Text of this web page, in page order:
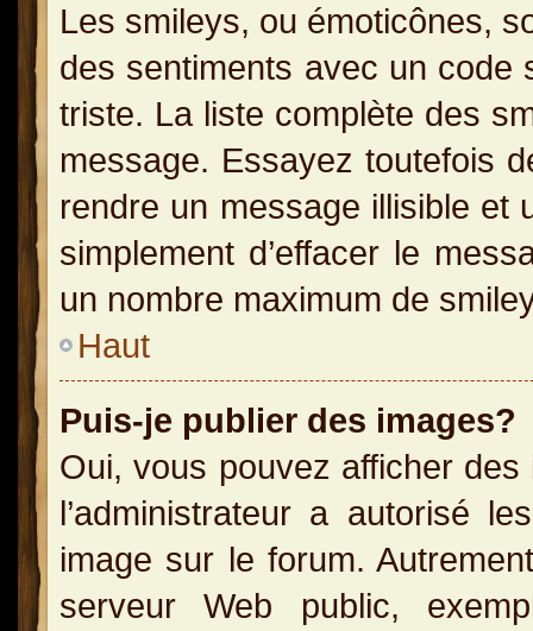
Les smileys, ou émoticônes,
des sentiments avec un code
triste. La liste complète des
message. Essayez toutefois
rendre un message illisible et
simplement d’effacer le
un nombre maximum de
Haut
Puis-je publier des images?
Oui, vous pouvez afficher
l’administrateur a autorisé
image sur le forum.
serveur Web public,